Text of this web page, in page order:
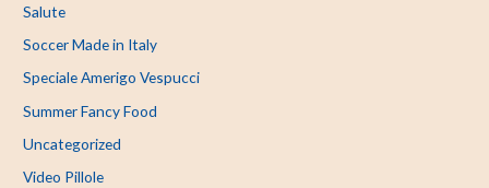
Salute
Soccer Made in Italy
Speciale Amerigo Vespucci
Summer Fancy Food
Uncategorized
Video Pillole